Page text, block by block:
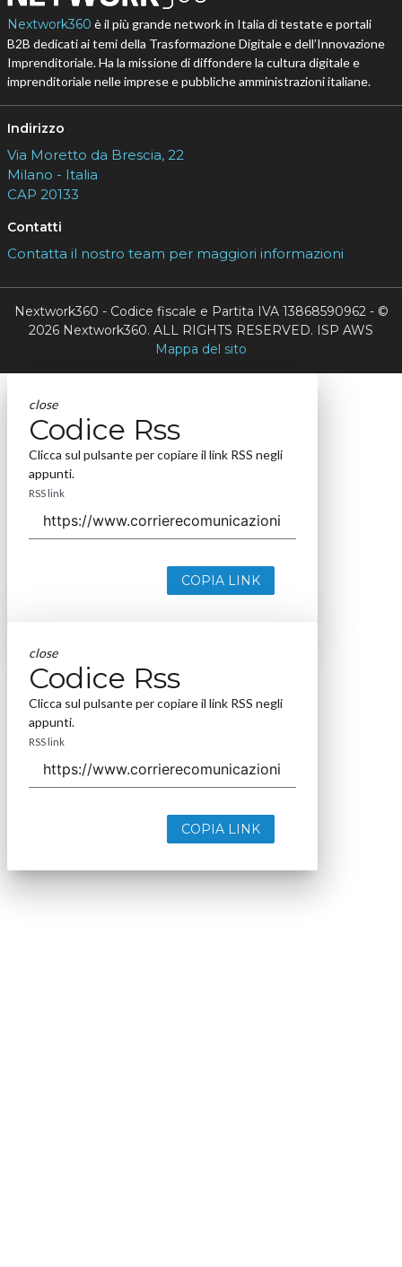
Nextwork360 è il più grande network in Italia di testate e portali
B2B dedicati ai temi della Trasformazione Digitale e dell’Innovazione
Imprenditoriale. Ha la missione di diffondere la cultura digitale e
imprenditoriale nelle imprese e pubbliche amministrazioni italiane.
Indirizzo
Via Moretto da Brescia, 22
Milano - Italia
CAP 20133
Contatti
Contatta il nostro team per maggiori informazioni
Nextwork360 - Codice fiscale e Partita IVA 13868590962 - ©
2026 Nextwork360. ALL RIGHTS RESERVED. ISP AWS
Mappa del sito
close
Codice Rss
Clicca sul pulsante per copiare il link RSS negli
appunti.
RSS link
COPIA LINK
close
Codice Rss
Clicca sul pulsante per copiare il link RSS negli
appunti.
RSS link
COPIA LINK